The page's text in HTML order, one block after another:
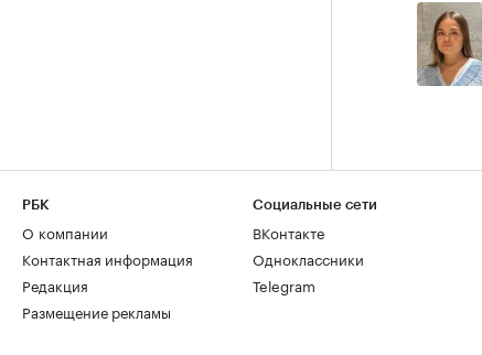
РБК
О компании
Контактная информация
Редакция
Размещение рекламы
Социальные сети
ВКонтакте
Одноклассники
Telegram